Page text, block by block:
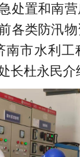
处置和南
各类防汛物
南市水利工
长杜永民介